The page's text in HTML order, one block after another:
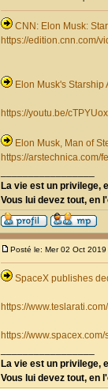
CNN: Elon Musk:
https://edition.cnn.com/
Elon Musk's
https://youtu.be/
Elon Musk, Man of
https://arstechnica.com/
La vie est un privilege,
Vous lui devez tout, en
Posté le: Mer 02 Oct
SpaceX publishes
https://
https://
La vie est un privilege,
Vous lui devez tout, en